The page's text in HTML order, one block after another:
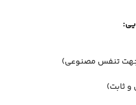
(جهت تنفس مصنوعی)
و ثابت)